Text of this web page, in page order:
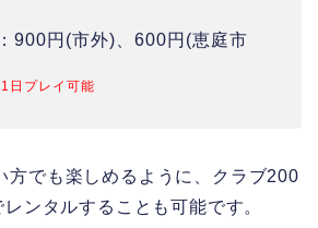
900円(市外)、600円(恵庭市
日プレイ可能
方でも楽しめるように、クラブ200
ンタルすることも可能です。